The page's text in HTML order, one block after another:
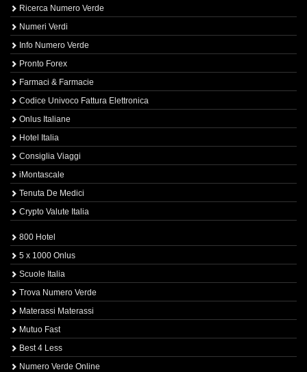
Ricerca Numero Verde
Numeri Verdi
Info Numero Verde
Pronto Forex
Farmaci & Farmacie
Codice Univoco Fattura Elettronica
Onlus Italiane
Hotel Italia
Consiglia Viaggi
iMontascale
Tenuta De Medici
Crypto Valute Italia
800 Hotel
5 x 1000 Onlus
Scuole Italia
Trova Numero Verde
Materassi Materassi
Mutuo Fast
Best 4 Less
Numero Verde Online